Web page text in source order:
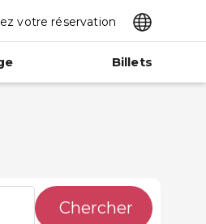
votre réservation
Billets
Chercher